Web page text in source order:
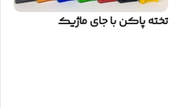
تخته پاکن با جای ماژیک